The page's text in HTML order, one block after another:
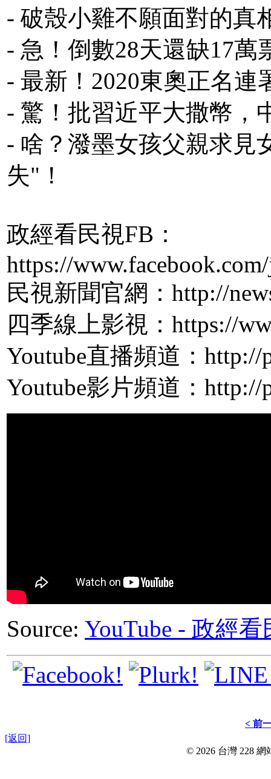
- 破殼小雞不願面對的真
- 急！倒數28天還缺17
- 最新！2020東奧正名連
- 驚！批習近平大撒幣，
- 啥？潑墨女孩父親求見
失"！
政經看民視FB：
https://
民視新聞官網：http://
四季線上影視：https://
Youtube直播頻道：http://
Youtube影片頻道：http://
Source: YouTube - 政經
< 前
[返回]
© 2026 台灣 228 網